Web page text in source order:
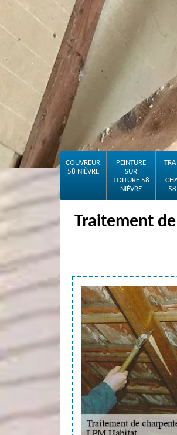
COUVREUR
58 NIÈVRE
PEINTURE
SUR
TOITURE 58
NIÈVRE
58
Traitement